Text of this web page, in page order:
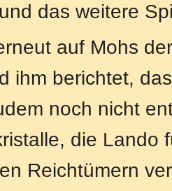
das weitere
auf Mohs
ihm berichtet,
noch nicht
die Lando
Reichtümern